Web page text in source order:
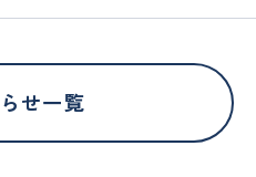
せ一覧証券のウェ
せん